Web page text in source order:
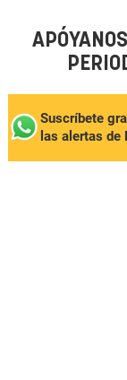
Suscríbete
las alertas de